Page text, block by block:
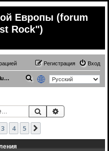
Европы (forum
Rock")
Вход
Регистрация
Jazz - Blues (lossless)
с
к
Поиск
3 4 5